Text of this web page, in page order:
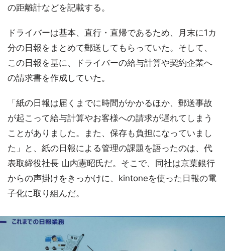
の距離計などを記載する。
ドライバーは基本、直行・直帰であるため、月末に1カ
分の日報をまとめて郵送してもらっていた。そして、
この日報を基に、ドライバーの給与計算や契約企業へ
の請求書を作成していた。
「紙の日報は届くまでに時間がかかるほか、郵送事故
が起こって給与計算やお客様への請求が遅れてしまう
ことがありました。また、保存も負担になっていまし
た」と、紙の日報による管理の課題を語ったのは、代
表取締役社長 山内憲昭氏だ。そこで、同社は京葉銀行
からの声掛けをきっかけに、kintoneを使った日報の電
子化に取り組んだ。